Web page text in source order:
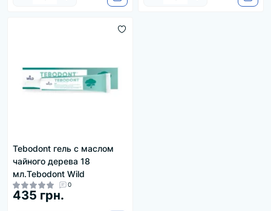
Tebodont гель с маслом
чайного дерева 18
мл.Tebodont Wild
0
435 грн.